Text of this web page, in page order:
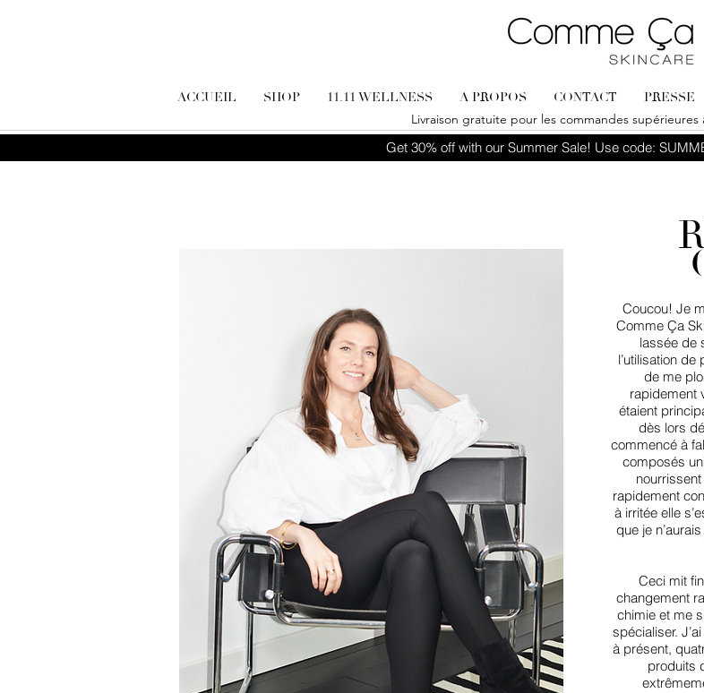
ACCUEIL SHOP 11.11 WELLNESS A PROPOS CONTACT
PRESSE
Livraison gratuite pour les commandes supérieures
Get 30% off with our Summer Sale! Use code:
Coucou! Je
Comme Ça
lassée de
l’utilisation
de me
rapidement
étaient
dès lors
commencé à
composés
rapidement
à irritée elle
que je
Ceci mit
changement
chimie et me
spécialiser.
à présent,
produits